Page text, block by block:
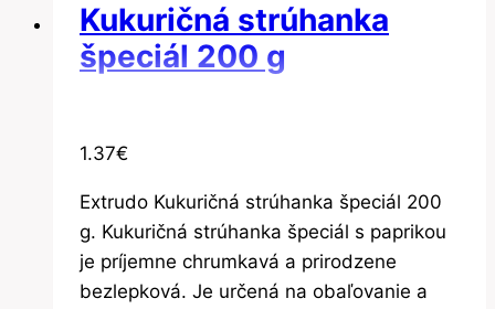
Kukuričná strúhanka
špeciál 200 g
1.37€
Extrudo Kukuričná strúhanka špeciál 200
g. Kukuričná strúhanka špeciál s paprikou
je príjemne chrumkavá a prirodzene
bezlepková. Je určená na obaľovanie a